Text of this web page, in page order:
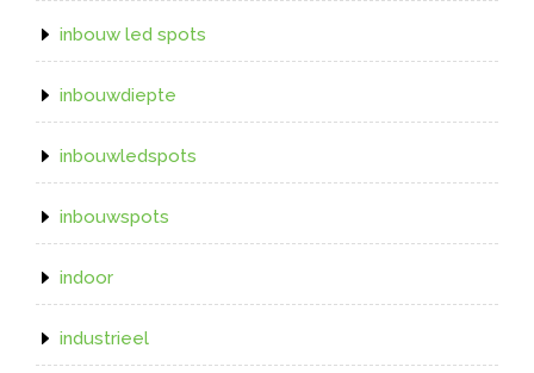
inbouw led spots
inbouwdiepte
inbouwledspots
inbouwspots
indoor
industrieel